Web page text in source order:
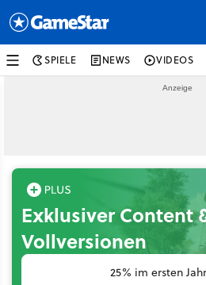
SPIELE NEWS VIDEOS
Exklusiver Content
Vollversionen
25% im ersten